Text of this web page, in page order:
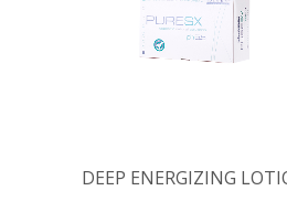
DEEP ENERGIZING